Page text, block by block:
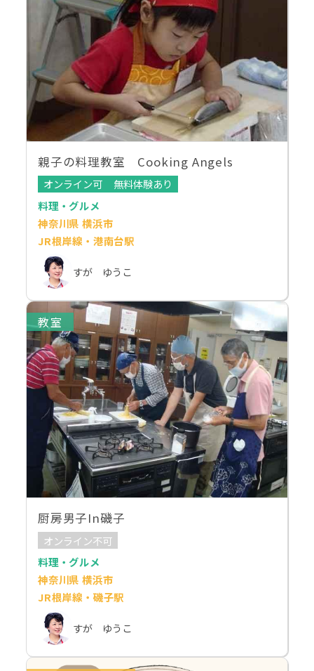
親子の料理教室 Cooking Angels
オンライン可
無料体験あり
料理・グルメ
神奈川県 横浜市
JR根岸線・港南台駅
すが ゆうこ
教室
厨房男子In磯子
オンライン不可
料理・グルメ
神奈川県 横浜市
JR根岸線・磯子駅
すが ゆうこ